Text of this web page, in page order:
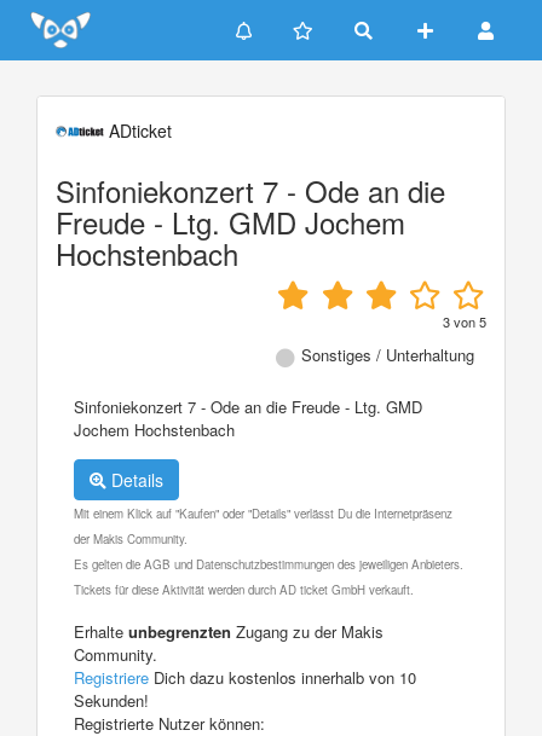
Update cookies preferences
ADticket
Sinfoniekonzert 7 - Ode an die
Freude - Ltg. GMD Jochem
Hochstenbach
3von5
Sonstiges / Unterhaltung
Sinfoniekonzert 7 - Ode an die Freude - Ltg. GMD
Jochem Hochstenbach
Details
Mit einem Klick auf "Kaufen" oder "Details" verlässt Du die Internetpräsenz
der Makis Community.
Es gelten die AGB und Datenschutzbestimmungen des jeweiligen Anbieters.
Tickets für diese Aktivität werden durch AD ticket GmbH verkauft.
Erhalte unbegrenzten Zugang zu der Makis
Community.
Registriere Dich dazu kostenlos innerhalb von 10
Sekunden!
Registrierte Nutzer können: